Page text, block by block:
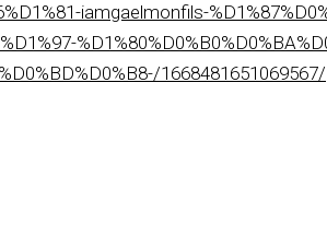
iamgaelmonfils-
1668481651069567/